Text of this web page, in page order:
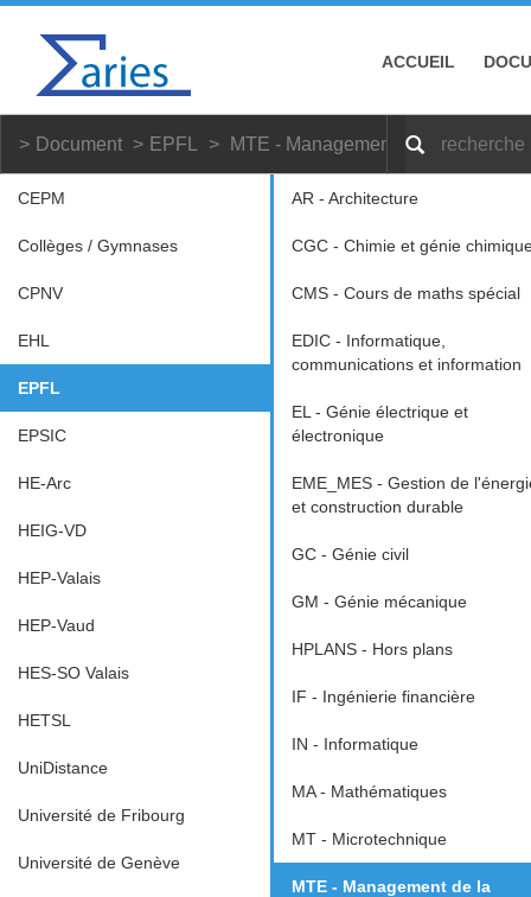
ACCUEIL
Document EPFL MTE - Management de la
CEPM
Collèges / Gymnases
CPNV
EHL
EPFL
EPSIC
HE-Arc
HEIG-VD
HEP-Valais
HEP-Vaud
HES-SO Valais
HETSL
UniDistance
Université de Fribourg
Université de Genève
AR - Architecture
CGC - Chimie et génie
CMS - Cours de maths spécial
EDIC - Informatique,
communications et information
EL - Génie électrique et
électronique
EME_MES - Gestion de
et construction durable
GC - Génie civil
GM - Génie mécanique
HPLANS - Hors plans
IF - Ingénierie financière
IN - Informatique
MA - Mathématiques
MT - Microtechnique
MTE - Management de la